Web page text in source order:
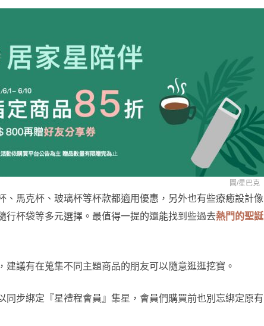
圖/星巴克
、馬克杯、玻璃杯等杯款都適用優惠，另外也有些療癒設計像
行杯袋等多元選擇。最值得一提的還能找到些過去熱門的聖誕
議有在蒐集不同主題商品的朋友可以隨意逛逛挖寶。
同步綁定『星禮程會員』集星，會員們購買前也別忘綁定原有